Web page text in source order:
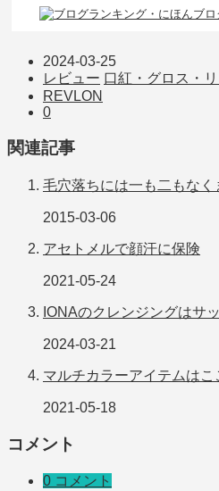
2024-03-25
レビュー 口紅・グロス・
REVLON
0
関連記事
毛穴落ちには一も二もなく
2015-03-06
アセトメルで顔汗に保険
2021-05-24
IONAのクレンジングはサ
2024-03-21
マルチカラーアイテムはこ
2021-05-18
コメント
0 コメント